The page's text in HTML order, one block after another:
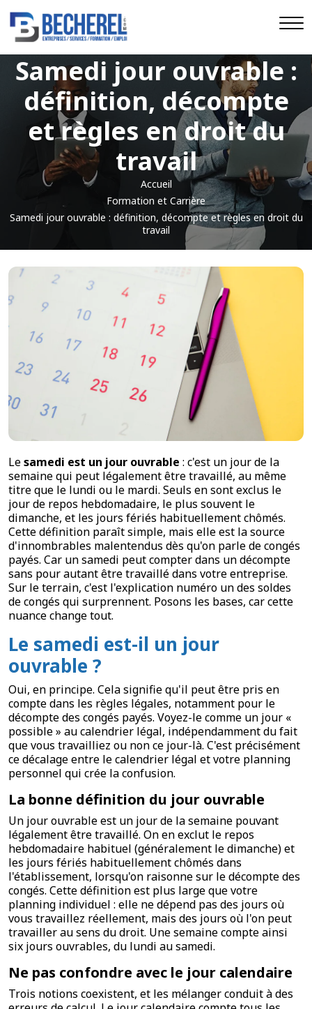
Samedi jour ouvrable :
définition, décompte
et règles en droit du
travail
Accueil
Formation et Carrière
Samedi jour ouvrable : définition, décompte et règles en droit du
travail
Lesamedi est un jour ouvrable : c'est un jour de la
semaine qui peut légalement être travaillé, au même
titre que le lundi ou le mardi. Seuls en sont exclus le
jour de repos hebdomadaire, le plus souvent le
dimanche, et les jours fériés habituellement chômés.
Cette définition paraît simple, mais elle est la source
d'innombrables malentendus dès qu'on parle de congés
payés. Car un samedi peut compter dans un décompte
sans pour autant être travaillé dans votre entreprise.
Sur le terrain, c'est l'explication numéro un des soldes
de congés qui surprennent. Posons les bases, car cette
nuance change tout.
Le samedi est-il un jour
ouvrable ?
Oui, en principe. Cela signifie qu'il peut être pris en
compte dans les règles légales, notamment pour le
décompte des congés payés. Voyez-le comme un jour «
possible » au calendrier légal, indépendamment du fait
que vous travailliez ou non ce jour-là. C'est précisément
ce décalage entre le calendrier légal et votre planning
personnel qui crée la confusion.
La bonne définition du jour ouvrable
Un jour ouvrable est un jour de la semaine pouvant
légalement être travaillé. On en exclut le repos
hebdomadaire habituel (généralement le dimanche) et
les jours fériés habituellement chômés dans
l'établissement, lorsqu'on raisonne sur le décompte des
congés. Cette définition est plus large que votre
planning individuel : elle ne dépend pas des jours où
vous travaillez réellement, mais des jours où l'on peut
travailler au sens du droit. Une semaine compte ainsi
six jours ouvrables, du lundi au samedi.
Ne pas confondre avec le jour calendaire
Trois notions coexistent, et les mélanger conduit à des